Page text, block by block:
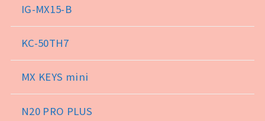
IG-MX15-B
KC-50TH7
MX KEYS mini
N20 PRO PLUS